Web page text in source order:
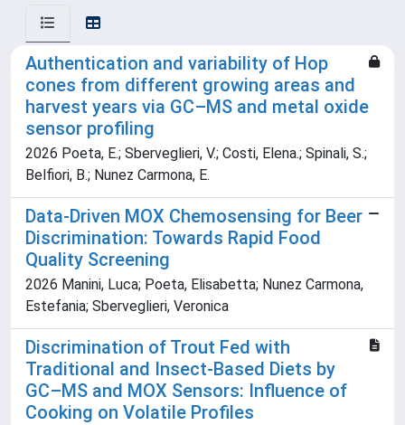
Authentication and variability of Hop
cones from different growing areas and
harvest years via GC–MS and metal oxide
sensor profiling
2026 Poeta, E.; Sberveglieri, V.; Costi, Elena.; Spinali, S.;
Belfiori, B.; Nunez Carmona, E.
Data-Driven MOX Chemosensing for Beer
Discrimination: Towards Rapid Food
Quality Screening
2026 Manini, Luca; Poeta, Elisabetta; Nunez Carmona,
Estefania; Sberveglieri, Veronica
Discrimination of Trout Fed with
Traditional and Insect-Based Diets by
GC–MS and MOX Sensors: Influence of
Cooking on Volatile Profiles